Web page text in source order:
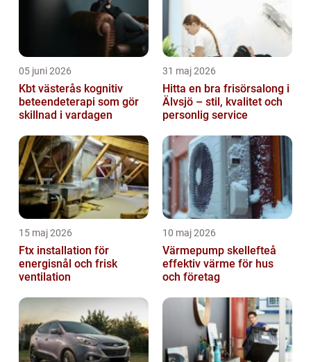
05 juni 2026
Kbt västerås kognitiv
beteendeterapi som gör
skillnad i vardagen
31 maj 2026
Hitta en bra frisörsalong i
Älvsjö – stil, kvalitet och
personlig service
15 maj 2026
Ftx installation för
energisnål och frisk
ventilation
10 maj 2026
Värmepump skellefteå
effektiv värme för hus
och företag